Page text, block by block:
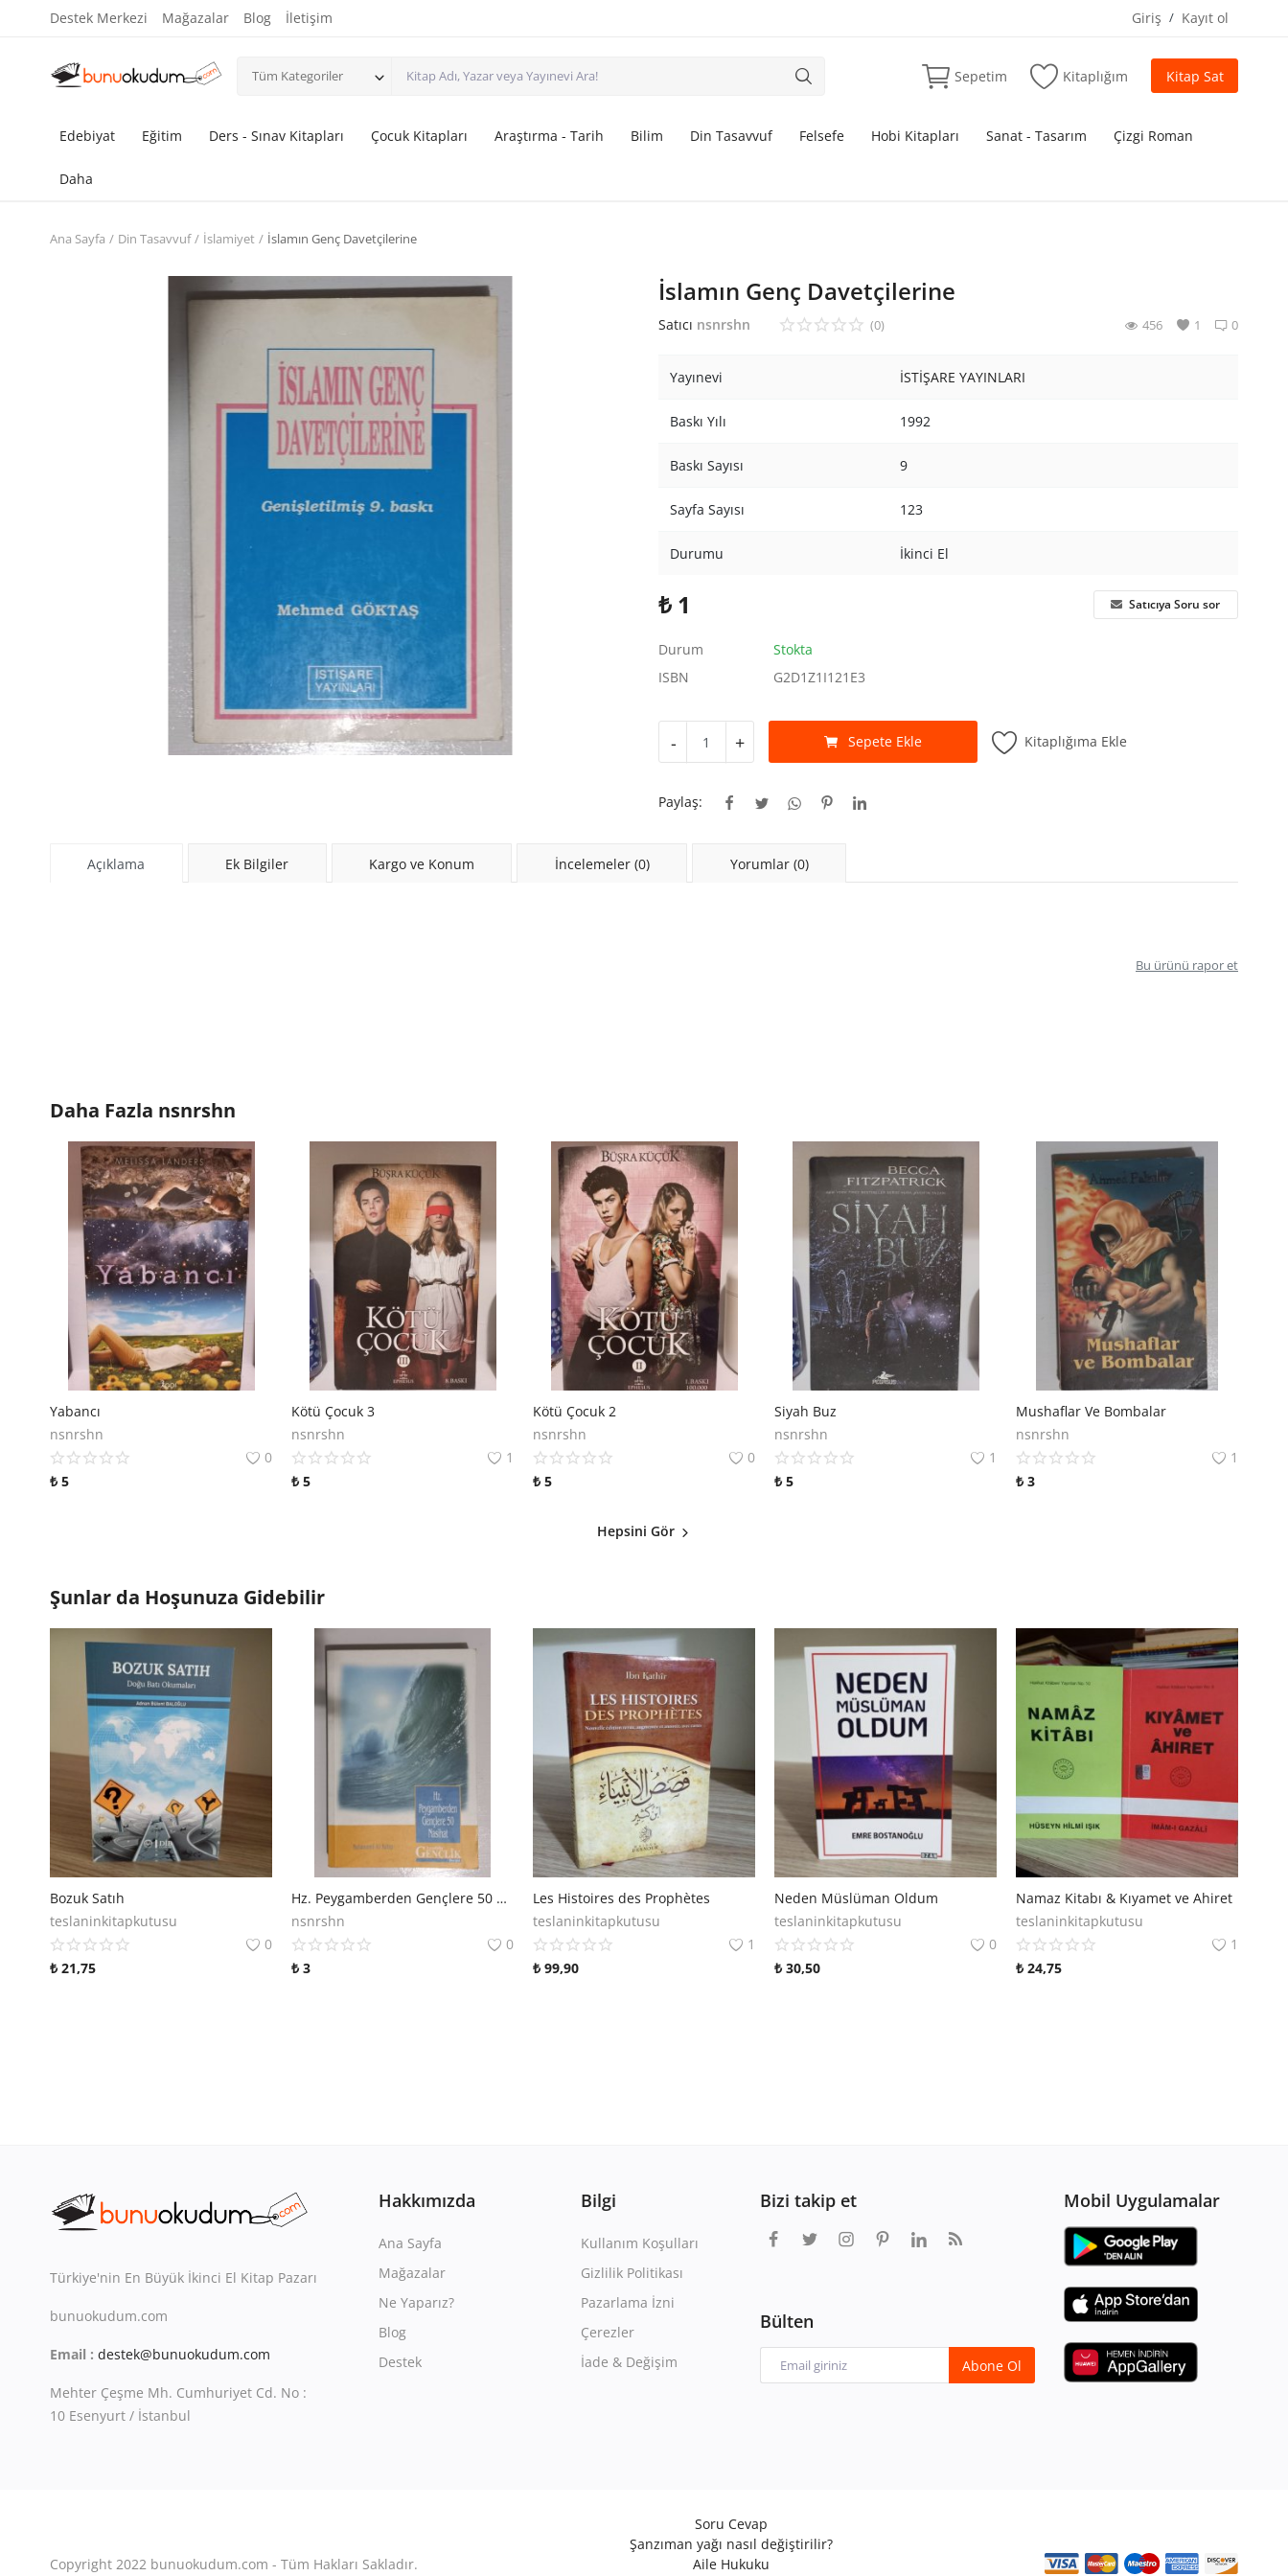
Destek Merkezi Mağazalar Blog İletişim Giriş / Kayıt ol
Tüm Kategoriler Sepetim Kitaplığım Kitap Sat
Edebiyat Eğitim Ders - Sınav Kitapları Çocuk Kitapları Araştırma - Tarih Bilim Din Tasavvuf Felsefe Hobi Kitapları Sanat - Tasarım Çizgi Roman
Daha
Ana Sayfa Din Tasavvuf İslamiyet İslamın Genç Davetçilerine
İslamın Genç Davetçilerine
Satıcı nsnrshn 0
(0) 1
456
Yayınevi İSTİŞARE YAYINLARI
Baskı Yılı 1992
Baskı Sayısı 9
Sayfa Sayısı 123
Durumu İkinci El
₺ 1 Satıcıya Soru sor
Durum
Stokta
ISBN
G2D1Z1I121E3
- + Sepete Ekle Kitaplığıma Ekle
Paylaş:
Açıklama Ek Bilgiler Kargo ve Konum İncelemeler (0) Yorumlar (0)
Bu ürünü rapor et
Daha Fazla nsnrshn
Yabancı
nsnrshn
0
₺ 5
Kötü Çocuk 3
nsnrshn
1
₺ 5
Kötü Çocuk 2
nsnrshn
0
₺ 5
Siyah Buz
nsnrshn
1
₺ 5
Mushaflar Ve Bombalar
nsnrshn
1
₺ 3
Hepsini Gör
Şunlar da Hoşunuza Gidebilir
Bozuk Satıh
teslaninkitapkutusu
0
₺ 21,75
Hz. Peygamberden Gençlere 50 Nasihat
nsnrshn
0
₺ 3
Les Histoires des Prophètes
teslaninkitapkutusu
1
₺ 99,90
Neden Müslüman Oldum
teslaninkitapkutusu
0
₺ 30,50
Namaz Kitabı & Kıyamet ve Ahiret
teslaninkitapkutusu
1
₺ 24,75
Türkiye'nin En Büyük İkinci El Kitap Pazarı
bunuokudum.com
Email : destek@bunuokudum.com
Mehter Çeşme Mh. Cumhuriyet Cd. No :
10 Esenyurt / İstanbul
Hakkımızda
Ana Sayfa
Mağazalar
Ne Yaparız?
Blog
Destek
Bilgi
Kullanım Koşulları
Gizlilik Politikası
Pazarlama İzni
Çerezler
İade & Değişim
Bizi takip et
Bülten
Abone Ol
Mobil Uygulamalar
Copyright 2022 bunuokudum.com - Tüm Hakları Sakladır.
Soru Cevap
Şanzıman yağı nasıl değiştirilir?
Aile Hukuku